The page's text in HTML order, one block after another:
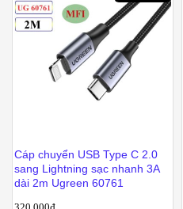
Cáp chuyển USB Type C 2.0
sang Lightning sạc nhanh 3A
dài 2m Ugreen 60761